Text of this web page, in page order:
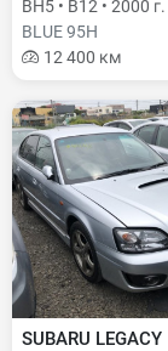
BH5 • B12 • 2000 г.
BLUE 95H
12 400 км
SUBARU LEGACY